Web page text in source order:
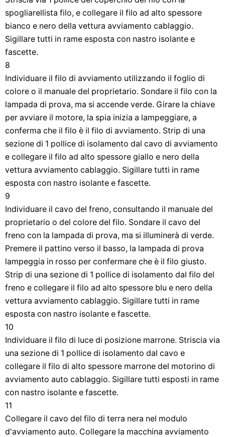
spogliarellista filo, e collegare il filo ad alto spessore
bianco e nero della vettura avviamento cablaggio.
Sigillare tutti in rame esposta con nastro isolante e
fascette.
8
Individuare il filo di avviamento utilizzando il foglio di
colore o il manuale del proprietario. Sondare il filo con la
lampada di prova, ma si accende verde. Girare la chiave
per avviare il motore, la spia inizia a lampeggiare, a
conferma che il filo è il filo di avviamento. Strip di una
sezione di 1 pollice di isolamento dal cavo di avviamento
e collegare il filo ad alto spessore giallo e nero della
vettura avviamento cablaggio. Sigillare tutti in rame
esposta con nastro isolante e fascette.
9
Individuare il cavo del freno, consultando il manuale del
proprietario o del colore del filo. Sondare il cavo del
freno con la lampada di prova, ma si illuminerà di verde.
Premere il pattino verso il basso, la lampada di prova
lampeggia in rosso per confermare che è il filo giusto.
Strip di una sezione di 1 pollice di isolamento dal filo del
freno e collegare il filo ad alto spessore blu e nero della
vettura avviamento cablaggio. Sigillare tutti in rame
esposta con nastro isolante e fascette.
10
Individuare il filo di luce di posizione marrone. Striscia via
una sezione di 1 pollice di isolamento dal cavo e
collegare il filo di alto spessore marrone del motorino di
avviamento auto cablaggio. Sigillare tutti esposti in rame
con nastro isolante e fascette.
11
Collegare il cavo del filo di terra nera nel modulo
d'avviamento auto. Collegare la macchina avviamento